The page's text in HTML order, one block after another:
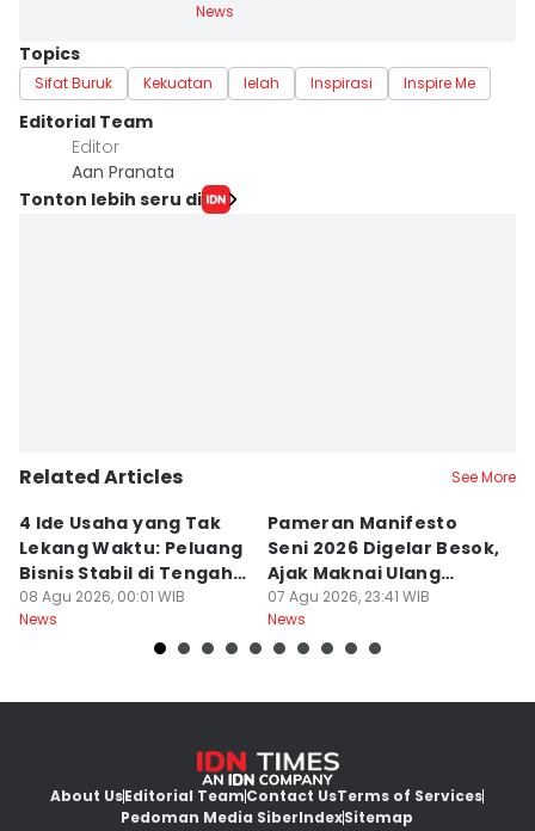
News
Topics
Sifat Buruk Kekuatan lelah Inspirasi Inspire Me
Editorial Team
Editor
Aan Pranata
Tonton lebih seru di
Related Articles See More
4 Ide Usaha yang Tak
Lekang Waktu: Peluang
Bisnis Stabil di Tengah
Perubahan
08 Agu 2026, 00:01 WIB
News
Pameran Manifesto
Seni 2026 Digelar Besok,
Ajak Maknai Ulang
Maritim
07 Agu 2026, 23:41 WIB
News
About UsEditorial TeamContact UsTerms of Services
Pedoman Media SiberIndexSitemap